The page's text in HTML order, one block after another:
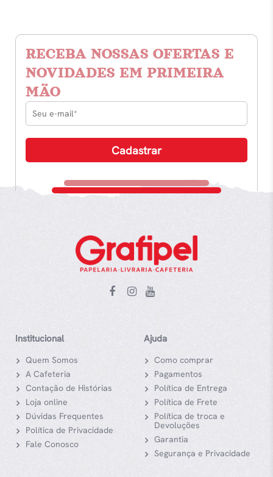
RECEBA NOSSAS OFERTAS E
NOVIDADES EM PRIMEIRA
MÃO
Institucional
Quem Somos
A Cafeteria
Contação de Histórias
Loja online
Dúvidas Frequentes
Política de Privacidade
Fale Conosco
Ajuda
Como comprar
Pagamentos
Política de Entrega
Política de Frete
Política de troca e
Devoluções
Garantia
Segurança e Privacidade